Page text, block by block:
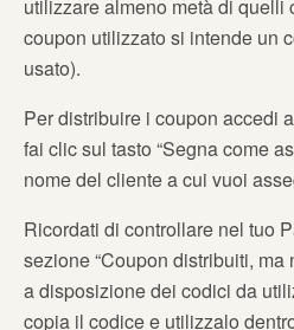
utilizzare almeno metà di quelli
coupon utilizzato si intende un
usato).
Per distribuire i coupon accedi
fai clic sul tasto “Segna come
nome del cliente a cui vuoi
Ricordati di controllare nel tuo
sezione “Coupon distribuiti, ma
a disposizione dei codici da
copia il codice e utilizzalo